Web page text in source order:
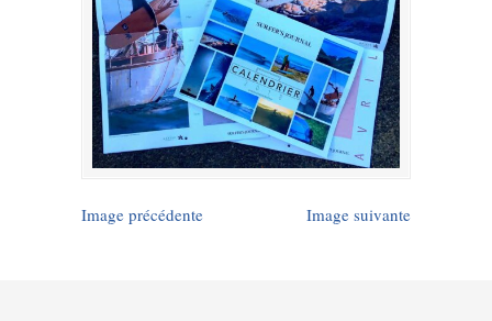
Image précédente Image suivante